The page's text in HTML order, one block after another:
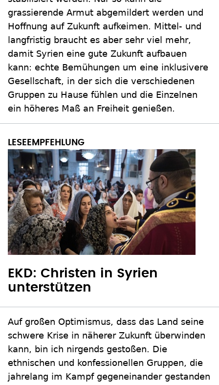
grassierende Armut abgemildert werden und
Hoffnung auf Zukunft aufkeimen. Mittel- und
langfristig braucht es aber sehr viel mehr,
damit Syrien eine gute Zukunft aufbauen
kann: echte Bemühungen um eine inklusivere
Gesellschaft, in der sich die verschiedenen
Gruppen zu Hause fühlen und die Einzelnen
ein höheres Maß an Freiheit genießen.
EKD: Christen in Syrien
unterstützen
Auf großen Optimismus, dass das Land seine
schwere Krise in näherer Zukunft überwinden
kann, bin ich nirgends gestoßen. Die
ethnischen und konfessionellen Gruppen, die
jahrelang im Kampf gegeneinander gestanden